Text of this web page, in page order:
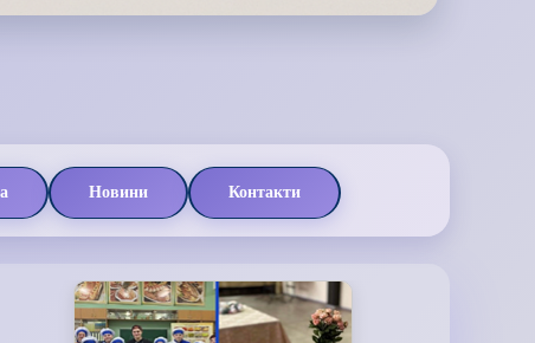
Новини Контакти